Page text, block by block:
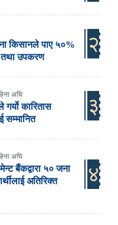
किसानले पाए ५०%
तथा उपकरण
२
अघि
कारितास
सम्मानित
३
अघि
बैंकद्वारा ५० जना
अतिरिक्त
४